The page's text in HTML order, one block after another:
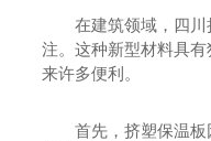
在建筑领域，四
注。这种新型材料具
来许多便利。
首先，挤塑保温